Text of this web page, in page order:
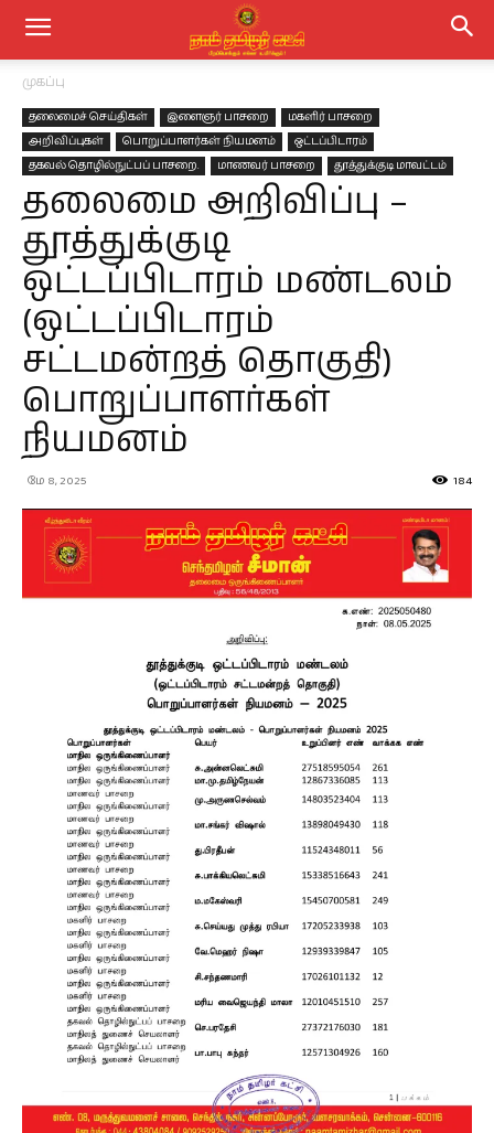
முகப்பு
தலைமைச் செய்திகள் இளைஞர் பாசறை
மகளிர் பாசறை
அறிவிப்புகள்
பொறுப்பாளர்கள் நியமனம்
ஒட்டப்பிடாரம்
தகவல் தொழில்நுட்பப் பாசறை.
மாணவர் பாசறை தூத்துக்குடி மாவட்டம்
தலைமை அறிவிப்பு –
தூத்துக்குடி
ஒட்டப்பிடாரம் மண்டலம்
(ஒட்டப்பிடாரம்
சட்டமன்றத் தொகுதி)
பொறுப்பாளர்கள்
நியமனம்
மே 8, 2025 184